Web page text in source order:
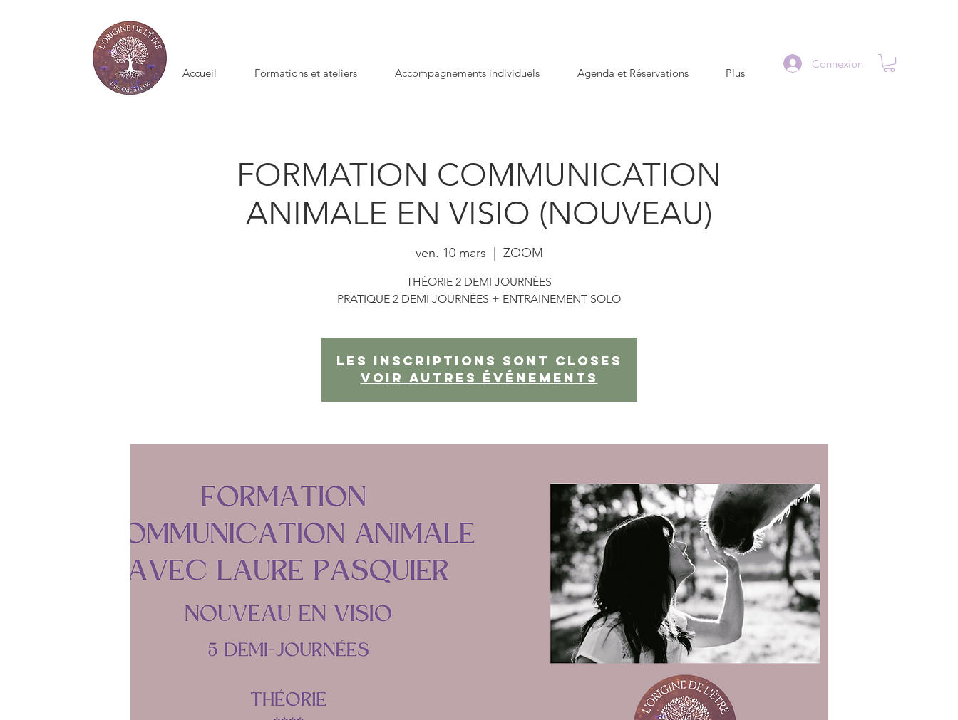
Accueil Formations et ateliers Accompagnements individuels Agenda et Réservations Plus
Connexion
FORMATION COMMUNICATION
ANIMALE EN VISIO (NOUVEAU)
ven. 10 mars ZOOM
THÉORIE 2 DEMI JOURNÉES
Les inscriptions sont closes
Voir autres événements